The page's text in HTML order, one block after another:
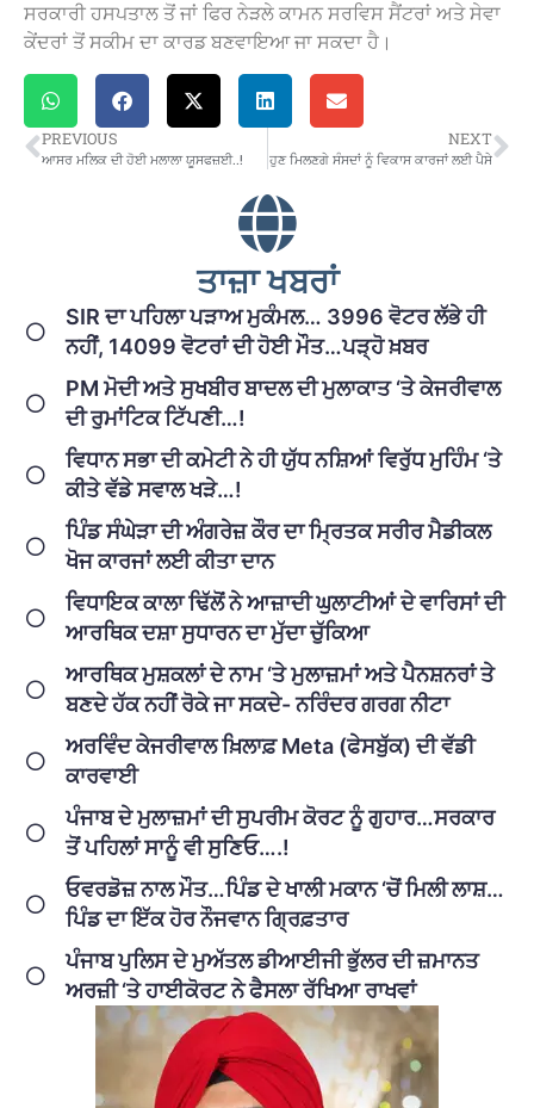
ਸਰਕਾਰੀ ਹਸਪਤਾਲ ਤੋਂ ਜਾਂ ਫਿਰ ਨੇੜਲੇ ਕਾਮਨ ਸਰਵਿਸ ਸੈਂਟਰਾਂ ਅਤੇ ਸੇਵਾ
ਕੇਂਦਰਾਂ ਤੋਂ ਸਕੀਮ ਦਾ ਕਾਰਡ ਬਣਵਾਇਆ ਜਾ ਸਕਦਾ ਹੈ।
PREVIOUS
ਆਸਰ ਮਲਿਕ ਦੀ ਹੋਈ ਮਲਾਲਾ ਯੂਸਫਜ਼ਈ..!
NEXT
ਹੁਣ ਮਿਲਣਗੇ ਸੰਸਦਾਂ ਨੂੰ ਵਿਕਾਸ ਕਾਰਜਾਂ ਲਈ ਪੈਸੇ
ਤਾਜ਼ਾ ਖਬਰਾਂ
SIR ਦਾ ਪਹਿਲਾ ਪੜਾਅ ਮੁਕੰਮਲ… 3996 ਵੋਟਰ ਲੱਭੇ ਹੀ
ਨਹੀਂ, 14099 ਵੋਟਰਾਂ ਦੀ ਹੋਈ ਮੌਤ…ਪੜ੍ਹੋ ਖ਼ਬਰ
PM ਮੋਦੀ ਅਤੇ ਸੁਖਬੀਰ ਬਾਦਲ ਦੀ ਮੁਲਾਕਾਤ ‘ਤੇ ਕੇਜਰੀਵਾਲ
ਦੀ ਰੁਮਾਂਟਿਕ ਟਿੱਪਣੀ…!
ਵਿਧਾਨ ਸਭਾ ਦੀ ਕਮੇਟੀ ਨੇ ਹੀ ਯੁੱਧ ਨਸ਼ਿਆਂ ਵਿਰੁੱਧ ਮੁਹਿੰਮ ‘ਤੇ
ਕੀਤੇ ਵੱਡੇ ਸਵਾਲ ਖੜੇ…!
ਪਿੰਡ ਸੰਘੇੜਾ ਦੀ ਅੰਗਰੇਜ਼ ਕੌਰ ਦਾ ਮ੍ਰਿਤਕ ਸਰੀਰ ਮੈਡੀਕਲ
ਖੋਜ ਕਾਰਜਾਂ ਲਈ ਕੀਤਾ ਦਾਨ
ਵਿਧਾਇਕ ਕਾਲਾ ਢਿੱਲੋਂ ਨੇ ਆਜ਼ਾਦੀ ਘੁਲਾਟੀਆਂ ਦੇ ਵਾਰਿਸਾਂ ਦੀ
ਆਰਥਿਕ ਦਸ਼ਾ ਸੁਧਾਰਨ ਦਾ ਮੁੱਦਾ ਚੁੱਕਿਆ
ਆਰਥਿਕ ਮੁਸ਼ਕਲਾਂ ਦੇ ਨਾਮ ‘ਤੇ ਮੁਲਾਜ਼ਮਾਂ ਅਤੇ ਪੈਨਸ਼ਨਰਾਂ ਤੇ
ਬਣਦੇ ਹੱਕ ਨਹੀਂ ਰੋਕੇ ਜਾ ਸਕਦੇ- ਨਰਿੰਦਰ ਗਰਗ ਨੀਟਾ
ਅਰਵਿੰਦ ਕੇਜਰੀਵਾਲ ਖ਼ਿਲਾਫ਼ Meta (ਫੇਸਬੁੱਕ) ਦੀ ਵੱਡੀ
ਕਾਰਵਾਈ
ਪੰਜਾਬ ਦੇ ਮੁਲਾਜ਼ਮਾਂ ਦੀ ਸੁਪਰੀਮ ਕੋਰਟ ਨੂੰ ਗੁਹਾਰ…ਸਰਕਾਰ
ਤੋਂ ਪਹਿਲਾਂ ਸਾਨੂੰ ਵੀ ਸੁਣਿਓ….!
ਓਵਰਡੋਜ਼ ਨਾਲ ਮੌਤ…ਪਿੰਡ ਦੇ ਖਾਲੀ ਮਕਾਨ ‘ਚੋਂ ਮਿਲੀ ਲਾਸ਼…
ਪਿੰਡ ਦਾ ਇੱਕ ਹੋਰ ਨੌਜਵਾਨ ਗ੍ਰਿਫ਼ਤਾਰ
ਪੰਜਾਬ ਪੁਲਿਸ ਦੇ ਮੁਅੱਤਲ ਡੀਆਈਜੀ ਭੁੱਲਰ ਦੀ ਜ਼ਮਾਨਤ
ਅਰਜ਼ੀ ‘ਤੇ ਹਾਈਕੋਰਟ ਨੇ ਫੈਸਲਾ ਰੱਖਿਆ ਰਾਖਵਾਂ